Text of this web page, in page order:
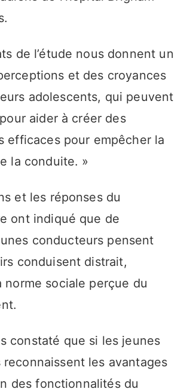
de l’étude nous donnent un
et des croyances
adolescents, qui peuvent
aider à créer des
efficaces pour empêcher la
la conduite. »
et les réponses du
ont indiqué que de
conducteurs pensent
conduisent distrait,
norme sociale perçue du
constaté que si les jeunes
les avantages
des fonctionnalités du